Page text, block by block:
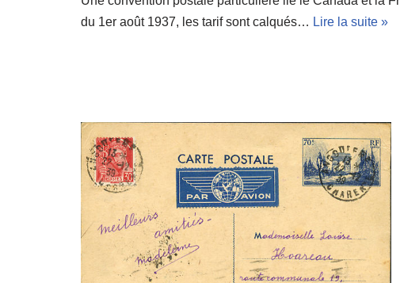
du 1er août 1937, les tarif sont calqués… Lire la suite »